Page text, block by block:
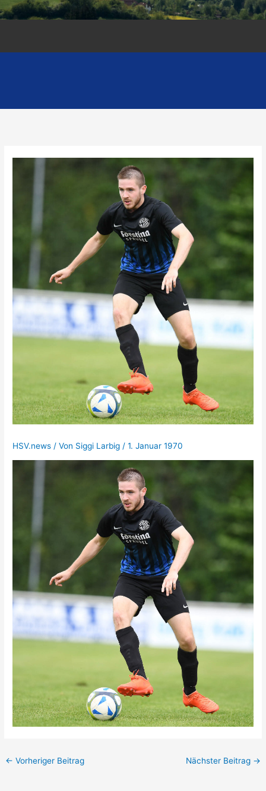
HSV.news / Von Siggi Larbig/1. Januar 1970
← Vorheriger Beitrag Nächster Beitrag →